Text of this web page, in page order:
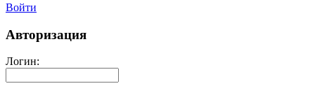
Войти
Авторизация
Логин: